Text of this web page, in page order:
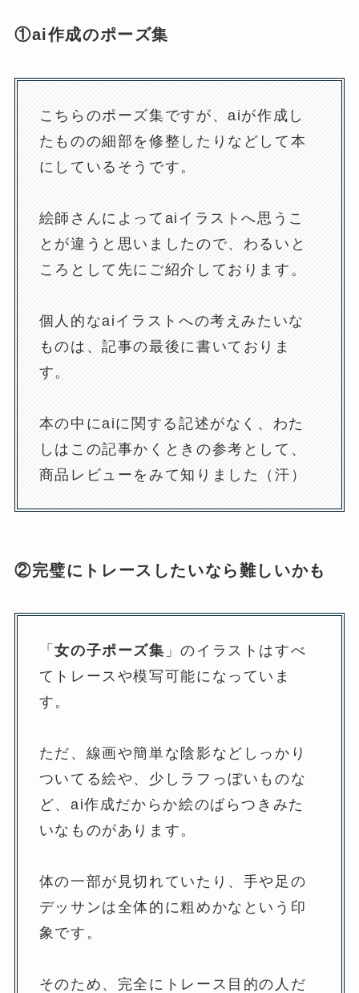
①ai作成のポーズ集
こちらのポーズ集ですが、aiが作成し
たものの細部を修整したりなどして本
にしているそうです。
絵師さんによってaiイラストへ思うこ
とが違うと思いましたので、わるいと
ころとして先にご紹介しております。
個人的なaiイラストへの考えみたいな
ものは、記事の最後に書いておりま
す。
本の中にaiに関する記述がなく、わた
しはこの記事かくときの参考として、
商品レビューをみて知りました（汗）
②完璧にトレースしたいなら難しいかも
「女の子ポーズ集 」のイラストはすべ
てトレースや模写可能になっていま
す。
ただ、線画や簡単な陰影などしっかり
ついてる絵や、少しラフっぼいものな
ど、ai作成だからか絵のばらつきみた
いなものがあります。
体の一部が見切れていたり、手や足の
デッサンは全体的に粗めかなという印
象です。
そのため、完全にトレース目的の人だ